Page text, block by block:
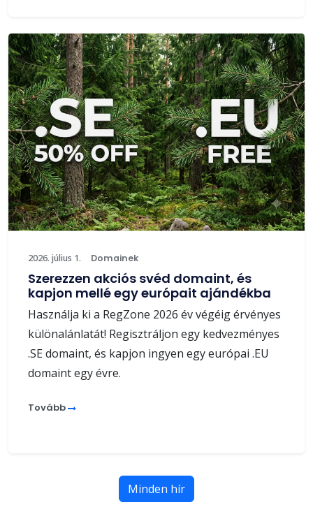
2026. július 1. Domainek
Szerezzen akciós svéd domaint, és
kapjon mellé egy európait ajándékba
Használja ki a RegZone 2026 év végéig érvényes
különalánlatát! Regisztráljon egy kedvezményes
.SE domaint, és kapjon ingyen egy európai .EU
domaint egy évre.
Tovább
Minden hír